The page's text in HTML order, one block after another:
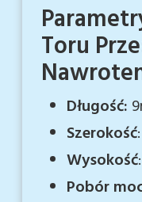
Toru
Długość:
Szerokość
Wysokość
Pobór